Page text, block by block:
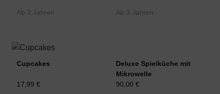
Ab 3 Jahren Ab 3 Jahren
Cupcakes
17,99 €
Deluxe Spielküche mit
Mikrowelle
90,00 €